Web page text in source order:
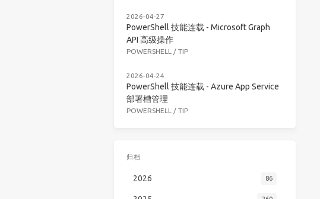
2026-04-27
PowerShell 技能连载 - Microsoft Graph
API 高级操作
POWERSHELL / TIP
2026-04-24
PowerShell 技能连载 - Azure App Service
部署槽管理
POWERSHELL / TIP
归档
2026 86